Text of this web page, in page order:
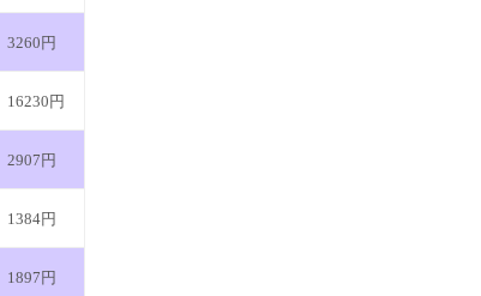
3260円
16230円
2907円
1384円
1897円